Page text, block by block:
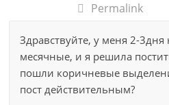
Permalink
Здравствуйте, у меня 2-3дня
месячные, и я решила
пошли коричневые
пост действительным?